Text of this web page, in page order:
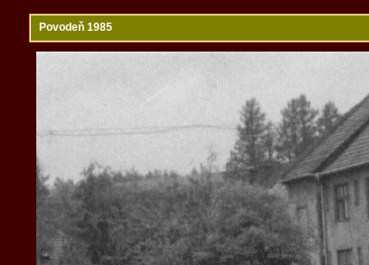
Povodeň 1985